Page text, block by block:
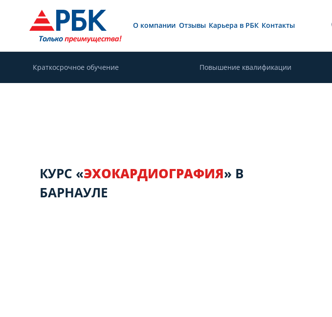
КУРС «ЭХОКАРДИОГРАФИЯ» В
БАРНАУЛЕ
О компании Отзывы Карьера в РБК Контакты
Краткосрочное обучение Повышение квалификации